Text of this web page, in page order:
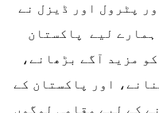
پٹرول اور ڈیزل نے
ہمارے لیے پاکستان
مزید آگے بڑھانے،
اور پاکستان کے
کے لیے مقامی لوگوں